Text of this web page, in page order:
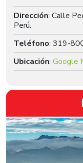
Dirección: Calle
Perú.
Teléfono: 319-
Ubicación: Google